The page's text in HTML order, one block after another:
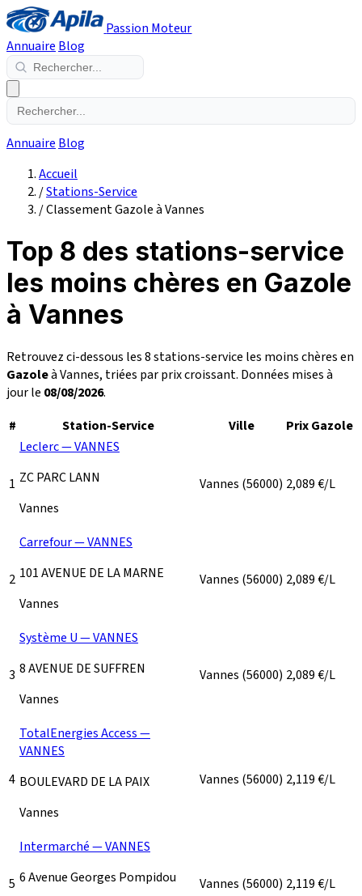
Passion Moteur
Annuaire Blog
Annuaire Blog
Accueil
/Stations-Service
/Classement Gazole à Vannes
Top 8 des stations-service
les moins chères en Gazole
à Vannes
Retrouvez ci-dessous les 8 stations-service les moins chères en
Gazoleà Vannes, triées par prix croissant. Données mises à
jour le 08/08/2026.
#
Station-Service Ville Prix Gazole
1
Leclerc — VANNES
ZC PARC LANN
Vannes
Vannes (56000) 2,089€/L
2
Carrefour — VANNES
101 AVENUE DE LA MARNE
Vannes
Vannes (56000) 2,089€/L
3
Système U — VANNES
8 AVENUE DE SUFFREN
Vannes
Vannes (56000) 2,089€/L
4
TotalEnergies Access —
VANNES
BOULEVARD DE LA PAIX
Vannes
Vannes (56000) 2,119€/L
5
Intermarché — VANNES
6 Avenue Georges Pompidou
Vannes (56000) 2,119€/L